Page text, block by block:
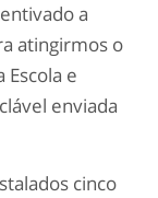
a
atingirmos o
e
enviada
cinco